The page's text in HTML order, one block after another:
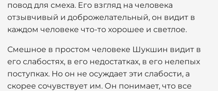
повод для смеха. Его взгляд на человека
отзывчивый и доброжелательный, он видит в
каждом человеке что-то хорошее и светлое.
Смешное в простом человеке Шукшин видит в
его слабостях, в его недостатках, в его нелепых
поступках. Но он не осуждает эти слабости, а
скорее сочувствует им. Он понимает, что все